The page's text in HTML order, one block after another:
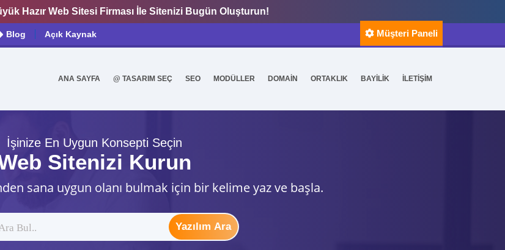
Hazır Web Sitesi Firması İle Sitenizi Bugün Oluşturun!
Blog Açık Kaynak Müşteri Paneli
ANA SAYFA @ TASARIM SEÇ SEO MODÜLLER DOMAİN ORTAKLIK BAYİLİK İLETİŞİM
İşinize En Uygun Konsepti Seçin
Sitenizi Kurun
sana uygun olanı bulmak için bir kelime yaz ve başla.
Yazılım Ara